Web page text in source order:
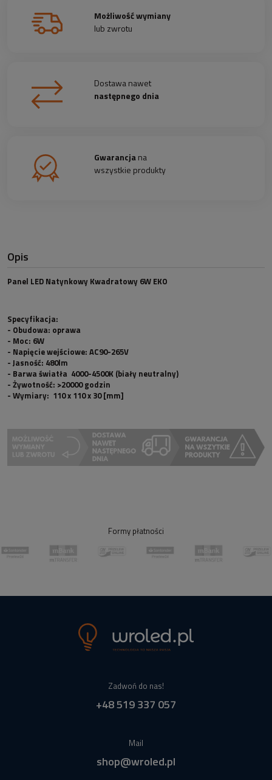
Możliwość wymiany
lub zwrotu
Dostawa nawet
następnego dnia
Gwarancjana
wszystkie produkty
Opis
Panel LED Natynkowy Kwadratowy 6W EKO
Specyfikacja:
- Obudowa: oprawa
- Moc: 6W
- Napięcie wejściowe: AC90-265V
- Jasność: 480lm
- Barwa światła 4000-4500K (biały neutralny)
- Żywotność: >20000 godzin
- Wymiary: 110 x 110 x 30 [mm]
Formy płatności
Zadwoń do nas!
+48 519 337 057
Mail
shop@wroled.pl